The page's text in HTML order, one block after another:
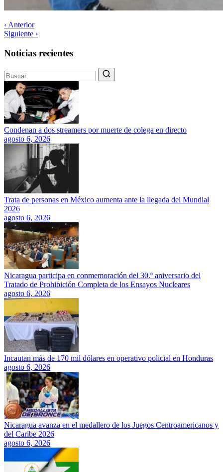
‹ Anterior
Siguiente ›
Noticias recientes
Condenan a dos streamers por muerte de colega en directo
agosto 6, 2026
Trata de personas en México aumenta ante la llegada del Mundial
2026
agosto 6, 2026
Nicaragua participa en conmemoración del 30.º aniversario del
Tratado de Prohibición Completa de los Ensayos Nucleares
agosto 6, 2026
Incautan más de 170 mil dólares en operativo policial en Honduras
agosto 6, 2026
Nicaragua avanza en el medallero de los Juegos Centroamericanos y
del Caribe 2026
agosto 6, 2026